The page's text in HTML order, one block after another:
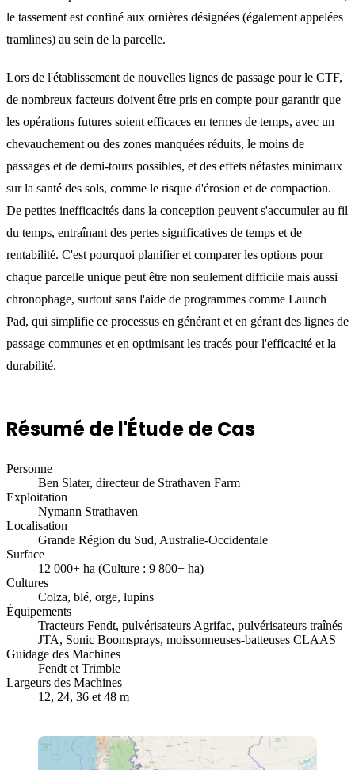
le tassement est confiné aux ornières désignées (également appelées
tramlines) au sein de la parcelle.
Lors de l'établissement de nouvelles lignes de passage pour le CTF,
de nombreux facteurs doivent être pris en compte pour garantir que
les opérations futures soient efficaces en termes de temps, avec un
chevauchement ou des zones manquées réduits, le moins de
passages et de demi-tours possibles, et des effets néfastes minimaux
sur la santé des sols, comme le risque d'érosion et de compaction.
De petites inefficacités dans la conception peuvent s'accumuler au fil
du temps, entraînant des pertes significatives de temps et de
rentabilité. C'est pourquoi planifier et comparer les options pour
chaque parcelle unique peut être non seulement difficile mais aussi
chronophage, surtout sans l'aide de programmes comme Launch
Pad, qui simplifie ce processus en générant et en gérant des lignes de
passage communes et en optimisant les tracés pour l'efficacité et la
durabilité.
Résumé de l'Étude de Cas
Personne
Ben Slater, directeur de Strathaven Farm
Exploitation
Nymann Strathaven
Localisation
Grande Région du Sud, Australie-Occidentale
Surface
12 000+ ha (Culture : 9 800+ ha)
Cultures
Colza, blé, orge, lupins
Équipements
Tracteurs Fendt, pulvérisateurs Agrifac, pulvérisateurs traînés
JTA, Sonic Boomsprays, moissonneuses-batteuses CLAAS
Guidage des Machines
Fendt et Trimble
Largeurs des Machines
12, 24, 36 et 48 m